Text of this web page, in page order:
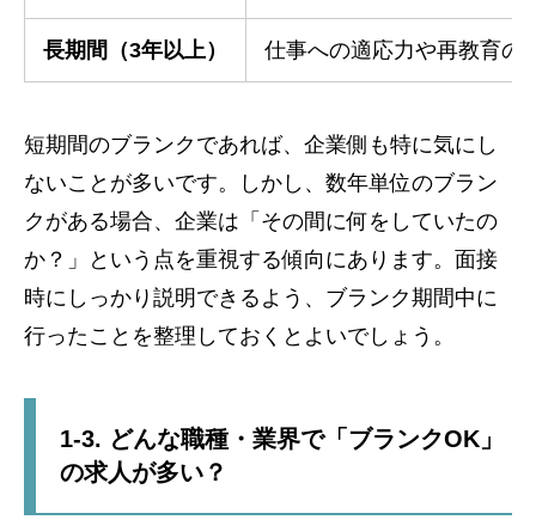
長期間（3年以上） 仕事への適応力や再教育の
短期間のブランクであれば、企業側も特に気にし
ないことが多いです。しかし、数年単位のブラン
クがある場合、企業は「その間に何をしていたの
か？」という点を重視する傾向にあります。面接
時にしっかり説明できるよう、ブランク期間中に
行ったことを整理しておくとよいでしょう。
1-3. どんな職種・業界で「ブランクOK」
の求人が多い？